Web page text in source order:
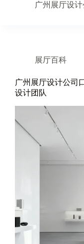
广州展厅设计
展厅百科
广州展厅设计公司
设计团队